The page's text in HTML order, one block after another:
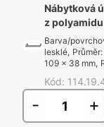
Nábytková
z polyamidu
Barva/
lesklé, Průměr
109 x 38 mm,
Kód:
- +